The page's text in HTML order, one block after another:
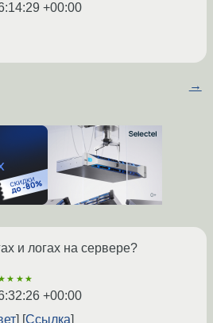
+00:00
→
и логах на сервере?
+00:00
Ссылка